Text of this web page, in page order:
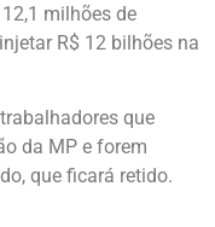
milhões de
R$ 12 bilhões na
que
da MP e forem
que ficará retido.